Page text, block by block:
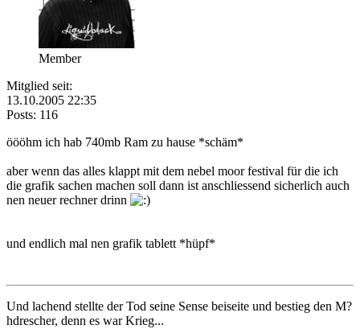
Member
Mitglied seit:
13.10.2005 22:35
Posts: 116
öööhm ich hab 740mb Ram zu hause *schäm*
aber wenn das alles klappt mit dem nebel moor festival für die ich
die grafik sachen machen soll dann ist anschliessend sicherlich auch
nen neuer rechner drinn
und endlich mal nen grafik tablett *hüpf*
Und lachend stellte der Tod seine Sense beiseite und bestieg den M?
hdrescher, denn es war Krieg...